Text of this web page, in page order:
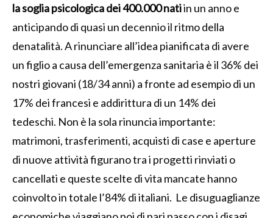
la soglia psicologica dei 400.000 natiin un anno e
anticipando di quasi un decennio il ritmo della
denatalità. A rinunciare all’idea pianificata di avere
un figlio a causa dell’emergenza sanitaria è il 36% dei
nostri giovani (18/34 anni) a fronte ad esempio di un
17% dei francesi e addirittura di un 14% dei
tedeschi. Non è la sola rinuncia importante:
matrimoni, trasferimenti, acquisti di case e aperture
di nuove attività figurano tra i progetti rinviati o
cancellati e queste scelte di vita mancate hanno
coinvolto in totale l’84% di italiani. Le disuguaglianze